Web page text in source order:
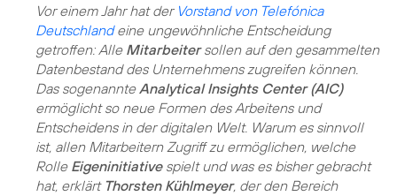
Vor einem Jahr hat der Vorstand von Telefónica
Deutschlandeine ungewöhnliche Entscheidung
getroffen: Alle Mitarbeitersollen auf den gesammelten
Datenbestand des Unternehmens zugreifen können.
Das sogenannteAnalytical Insights Center (AIC)
ermöglicht so neue Formen des Arbeitens und
Entscheidens in der digitalen Welt. Warum es sinnvoll
ist, allen Mitarbeitern Zugriff zu ermöglichen, welche
Rolle Eigeninitiativespielt und was es bisher gebracht
hat, erklärt Thorsten Kühlmeyer, der den Bereich